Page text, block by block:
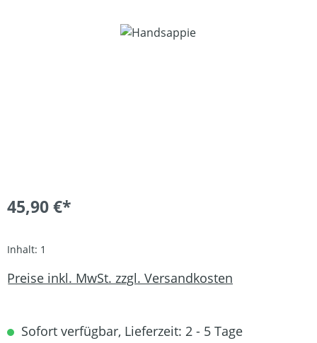
Bildergalerie überspringen
45,90 €*
Inhalt: 1
Preise inkl. MwSt. zzgl. Versandkosten
Sofort verfügbar, Lieferzeit: 2 - 5 Tage